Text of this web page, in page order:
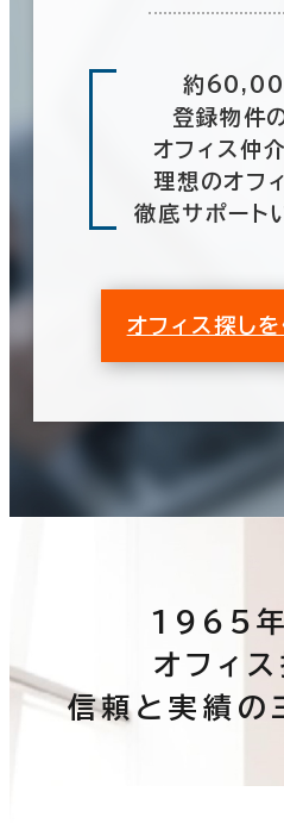
約
登録物件
オフィス仲
理想のオフ
徹底サポート
オフィス探し
1965年
オフィ
信頼と実績の